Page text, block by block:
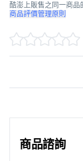
酷澎上販售之同一商品
商品評價管理原則
商品諮詢